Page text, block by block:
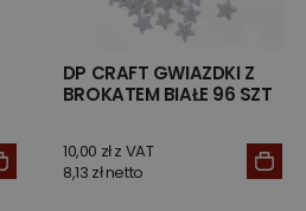
DP CRAFT GWIAZDKI Z
BROKATEM BIAŁE 96 SZT
10,00 zł z VAT
8,13 zł netto